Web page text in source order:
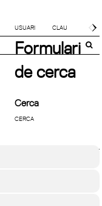
Formulari
de cerca
Cerca